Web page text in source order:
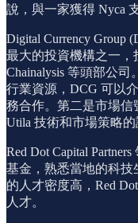
說，與一家獲得 Nyca
Digital Currency Group
最大的投資機構之一，
Chainalysis 等頭部公
行業資源，DCG 可以
務合作。第二是市場
Utila 技術和市場策略的
Red Dot Capital
基金，熟悉當地的科
的人才密度高，Red
人才。